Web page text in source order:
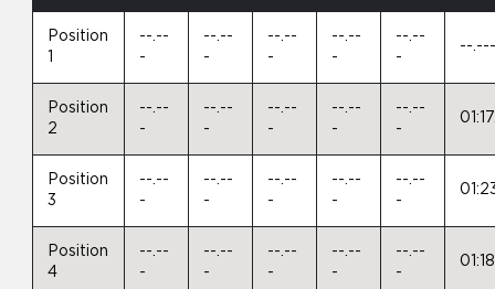
Position
--.--
-
--.--
-
--.--
-
--.--
-
--.--
-
--
Position
2
--.--
-
--.--
-
--.--
-
--.--
-
--.--
-
Position
3
--.--
-
--.--
-
--.--
-
--.--
-
--.--
-
Position
4
--.--
-
--.--
-
--.--
-
--.--
-
--.--
-